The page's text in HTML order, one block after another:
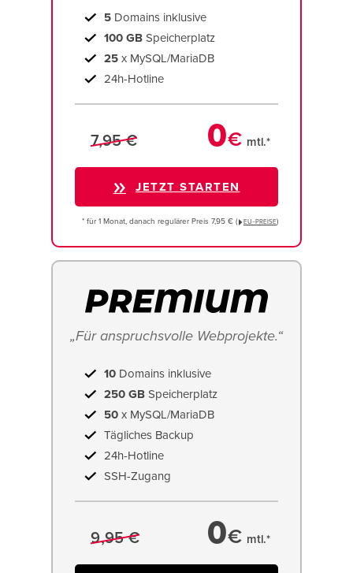
5 Domains inklusive
100 GB Speicherplatz
25 x MySQL/MariaDB
24h-Hotline
7,95 € 0€ mtl.*
JETZT STARTEN
* für 1 Monat, danach regulärer Preis 7,95 € ( EU−PREISE)
„Für anspruchsvolle Webprojekte.“
10 Domains inklusive
250 GB Speicherplatz
50 x MySQL/MariaDB
Tägliches Backup
24h-Hotline
SSH-Zugang
9,95 € 0€ mtl.*